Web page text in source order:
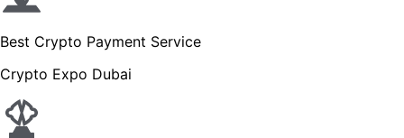
Best Crypto Payment Service
Crypto Expo Dubai